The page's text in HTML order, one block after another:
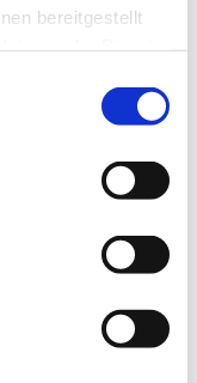
bereitgestellt
44628